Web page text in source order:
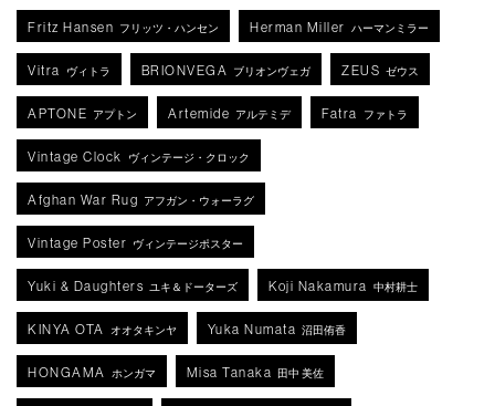
Fritz Hansen フリッツ・ハンセン Herman Miller ハーマンミラー
Vitra ヴィトラ BRIONVEGA ブリオンヴェガ ZEUS ゼウス
APTONE アプトン Artemide アルテミデ Fatra ファトラ
Vintage Clock ヴィンテージ・クロック
Afghan War Rug アフガン・ウォーラグ
Vintage Poster ヴィンテージポスター
Yuki & Daughters ユキ＆ドーターズ Koji Nakamura 中村耕士
KINYA OTA オオタキンヤ Yuka Numata 沼田侑香
HONGAMA ホンガマ Misa Tanaka 田中 美佐